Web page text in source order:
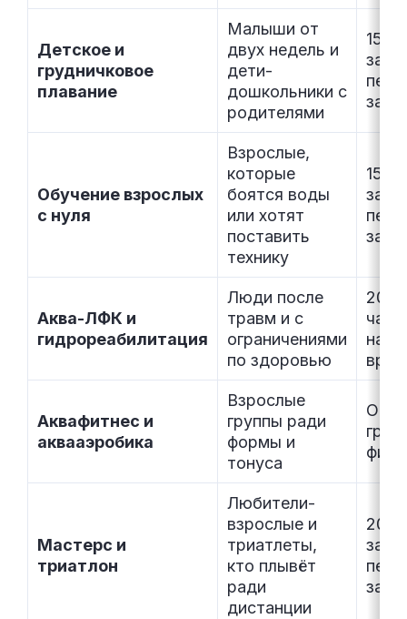
Детское и
грудничковое
плавание
Малыши от
двух недель и
дети-
дошкольники с
родителями
за
Обучение взрослых
с нуля
Взрослые,
которые
боятся воды
или хотят
поставить
технику
за
Аква-ЛФК и
гидрореабилитация
Люди после
травм и с
ограничениями
по здоровью
Аквафитнес и
аквааэробика
Взрослые
группы ради
формы и
тонуса
Мастерс и
триатлон
Любители-
взрослые и
триатлеты,
кто плывёт
ради
дистанции
за